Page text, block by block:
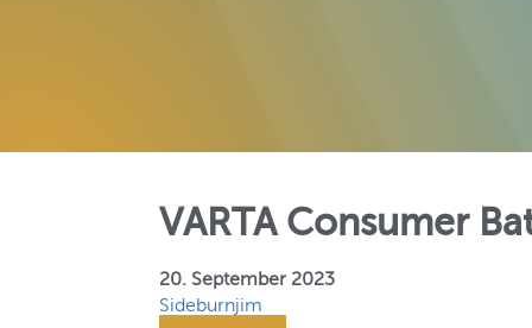
VARTA Consumer
20. September 2023
Sideburnjim